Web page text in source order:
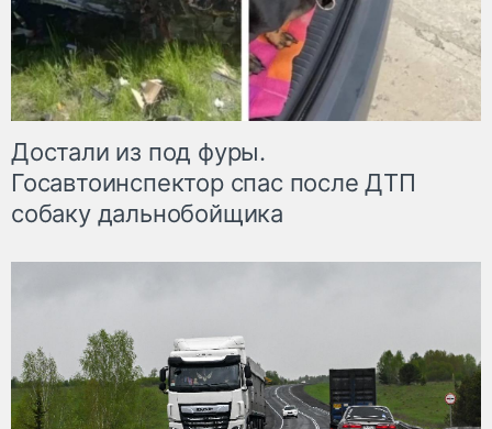
Достали из под фуры.
Госавтоинспектор спас после ДТП
собаку дальнобойщика